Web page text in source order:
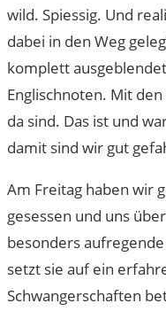
wild. Spiessig. Und
dabei in den Weg
komplett
Englischnoten. Mit
da sind. Das ist und
damit sind wir gut
Am Freitag haben wir
gesessen und uns
besonders
setzt sie auf ein
Schwangerschaften